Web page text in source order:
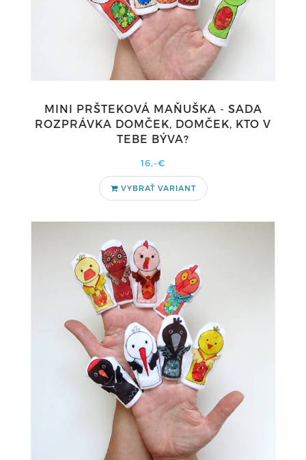
MINI PRŠTEKOVÁ MAŇUŠKA - SADA
ROZPRÁVKA DOMČEK, DOMČEK, KTO V
TEBE BÝVA?
16,-€
VYBRAŤ VARIANT